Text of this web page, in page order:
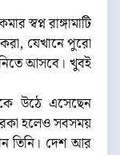
স্বপ্ন রাঙ্গামাটি
করা, যেখানে পুরো
নিতে আসবে। খুবই
উঠে এসেছেন
হলেও সবসময়
তিনি। দেশ আর